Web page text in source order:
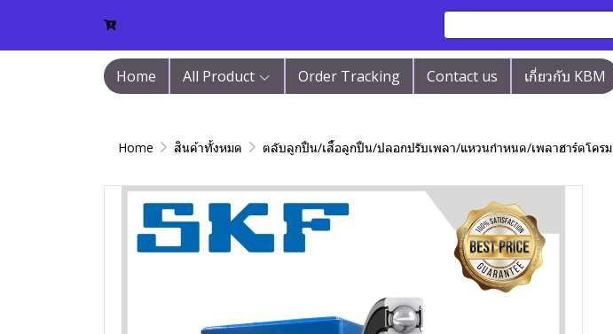
Home All Product Order Tracking Contact us เกี่ยวกับ KBM
Home สินค้าทั้งหมด ตลับลูกปืน/เสื้อลูกปืน/ปลอกปรับเพลา/แหวนกำหนด/เพลาฮาร์ดโครม